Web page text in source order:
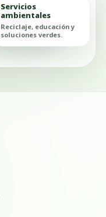
Servicios
ambientales
Reciclaje, educación y
soluciones verdes.